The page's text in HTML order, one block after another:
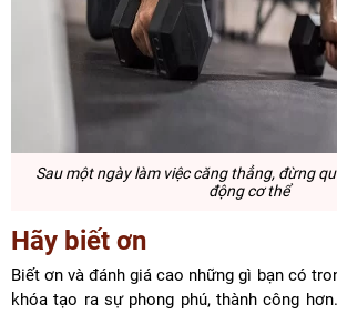
Sau một ngày làm việc căng thẳng, đừng
động cơ thể
Hãy biết ơn
Biết ơn và đánh giá cao những gì bạn có
khóa tạo ra sự phong phú, thành công